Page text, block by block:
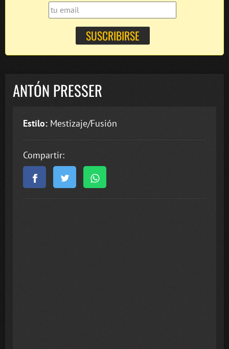
ANTÓN PRESSER
Estilo: Mestizaje/Fusión
Compartir: